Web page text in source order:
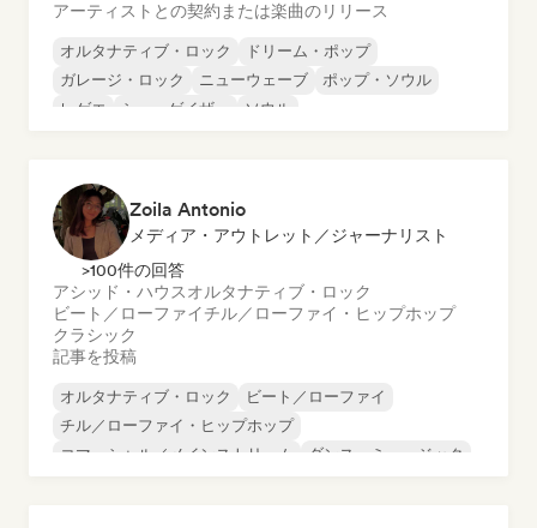
アーティストとの契約または楽曲のリリース
オルタナティブ・ロック
ドリーム・ポップ
ガレージ・ロック
ニューウェーブ
ポップ・ソウル
レゲエ
シューゲイザー ソウル
Zoila Antonio
メディア・アウトレット／ジャーナリスト
>100件の回答
アシッド・ハウスオルタナティブ・ロック
ビート／ローファイチル／ローファイ・ヒップホップ
クラシック
記事を投稿
オルタナティブ・ロック
ビート／ローファイ
チル／ローファイ・ヒップホップ
コマーシャル／メインストリーム
ダンス・ミュージック